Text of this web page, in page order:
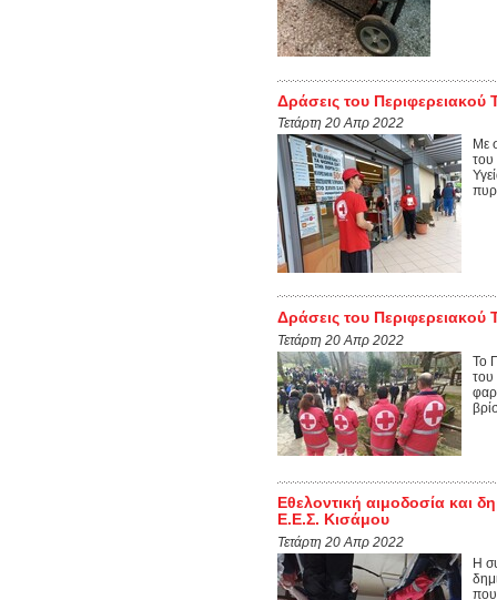
Δράσεις του
Τετάρτη 20 Απρ 2022
Με
του
Δράσεις του
Τετάρτη 20 Απρ 2022
Το
του
Εθελοντική αιμοδοσία και
Ε.Ε.Σ. Κισάμου
Τετάρτη 20 Απρ 2022
Η
που